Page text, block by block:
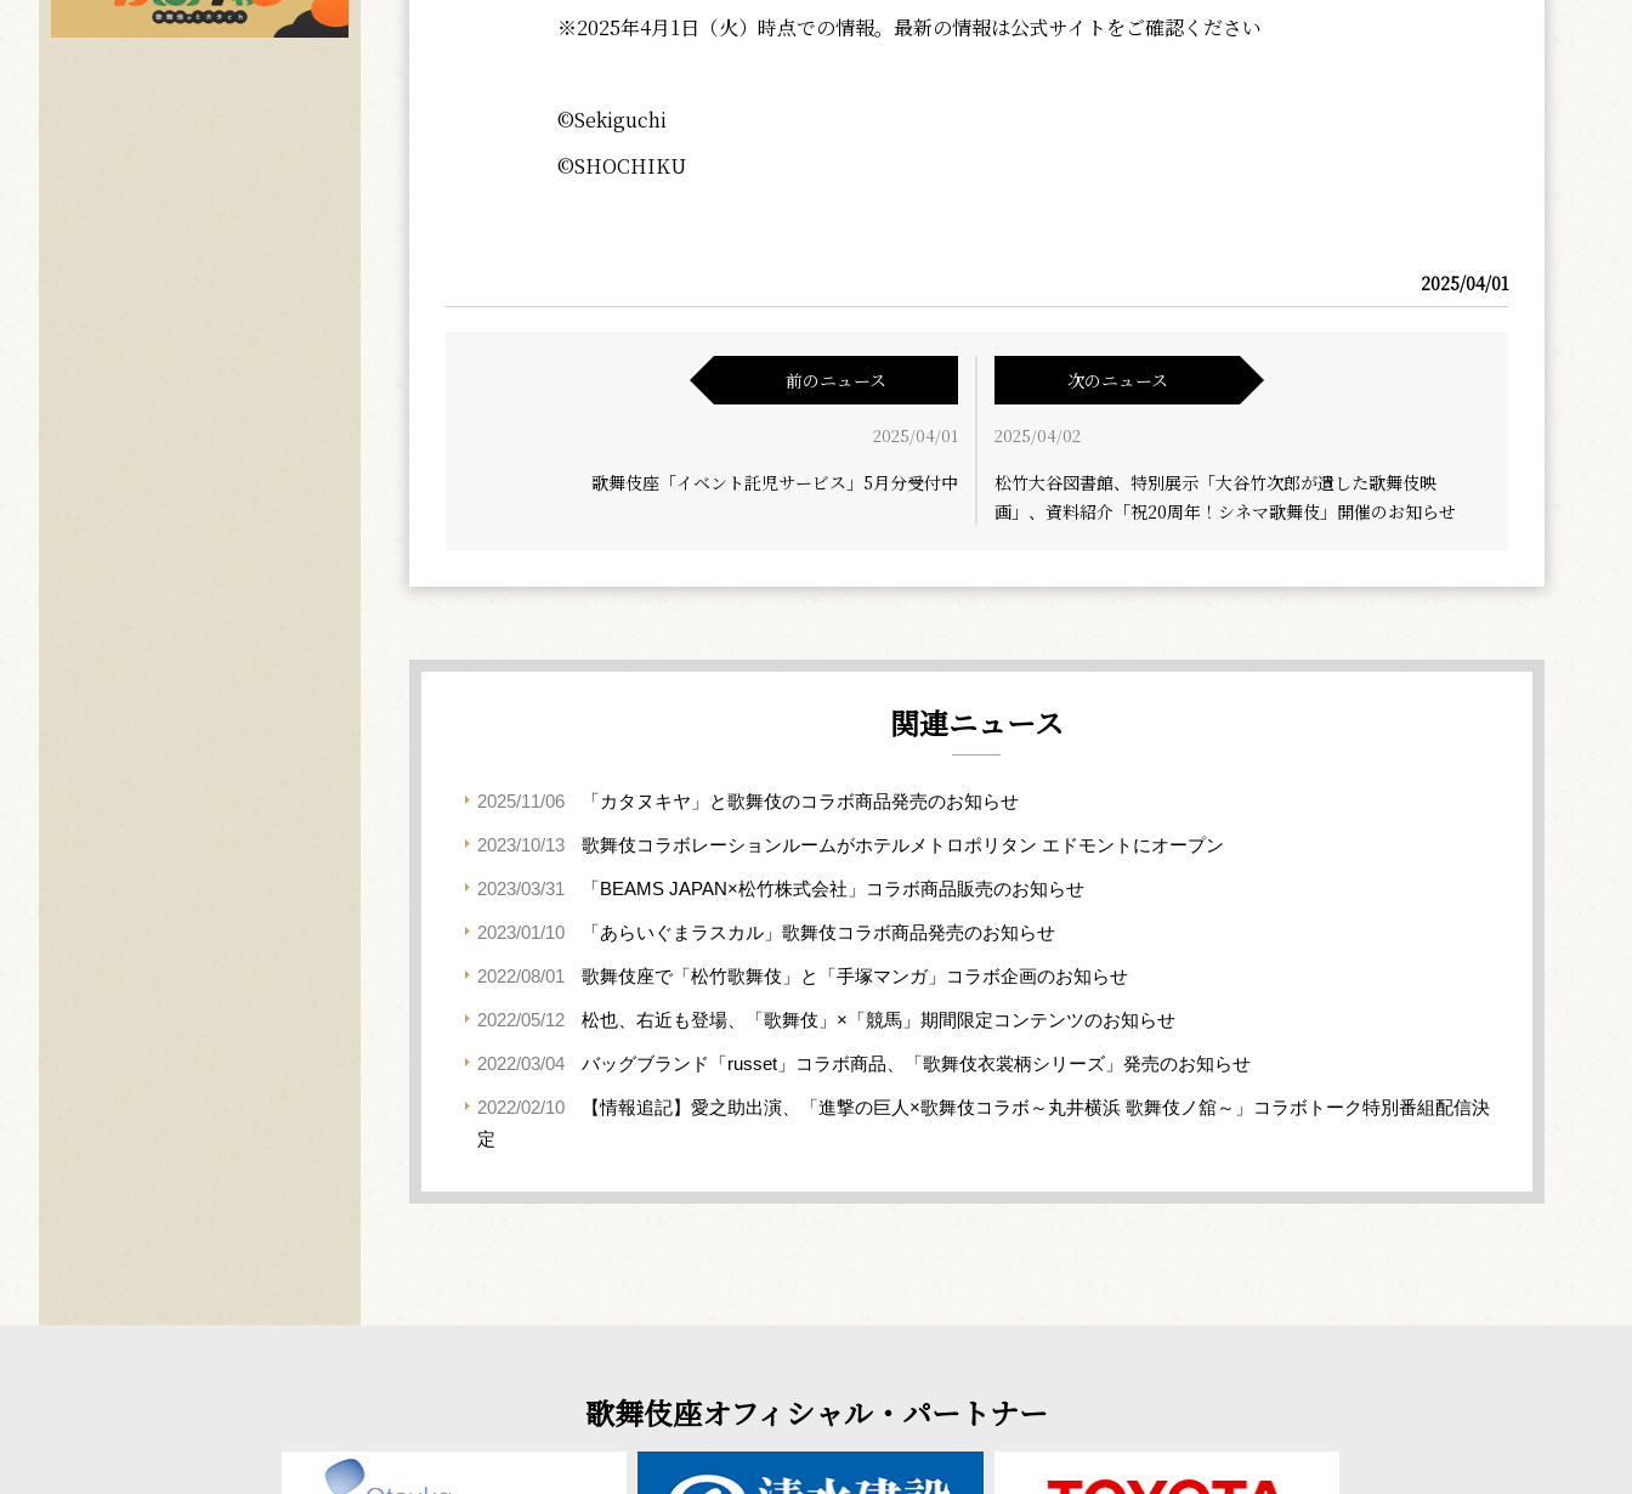
※2025年4月1日（火）時点での情報。最新の情報は公式サイトをご確認ください
©︎Sekiguchi
©︎SHOCHIKU
2025/04/01
前のニュース
2025/04/01
歌舞伎座「イベント託児サービス」5月分受付中
次のニュース
2025/04/02
松竹大谷図書館、特別展示「大谷竹次郎が遺した歌舞伎映
画」、資料紹介「祝20周年！シネマ歌舞伎」開催のお知らせ
関連ニュース
2025/11/06 「カタヌキヤ」と歌舞伎のコラボ商品発売のお知らせ
2023/10/13 歌舞伎コラボレーションルームがホテルメトロポリタン エドモントにオープン
2023/03/31 「BEAMS JAPAN×松竹株式会社」コラボ商品販売のお知らせ
2023/01/10 「あらいぐまラスカル」歌舞伎コラボ商品発売のお知らせ
2022/08/01 歌舞伎座で「松竹歌舞伎」と「手塚マンガ」コラボ企画のお知らせ
2022/05/12 松也、右近も登場、「歌舞伎」×「競馬」期間限定コンテンツのお知らせ
2022/03/04 バッグブランド「russet」コラボ商品、「歌舞伎衣裳柄シリーズ」発売のお知らせ
2022/02/10
【情報追記】愛之助出演、「進撃の巨人×歌舞伎コラボ～丸井横浜 歌舞伎ノ舘～」コラボトーク特別番組配信決
定
歌舞伎座オフィシャル・パートナー